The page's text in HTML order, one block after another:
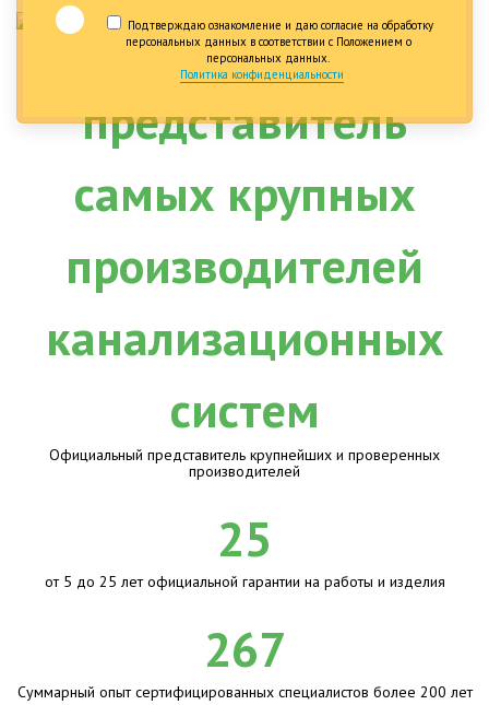
Подтверждаю ознакомление и даю согласие на обработку
персональных данных в соответствии с Положением о
персональных данных.
Политика конфиденциальности
Официальный представитель крупнейших и проверенных
производителей
25
от 5 до 25 лет официальной гарантии на работы и изделия
267
Суммарный опыт сертифицированных специалистов более 200 лет